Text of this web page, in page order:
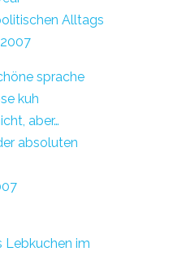
Alltags
sprache
kuh
aber…
absoluten
Lebkuchen im